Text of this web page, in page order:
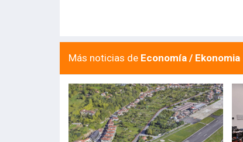
Más noticias de Economía / Ekonomia